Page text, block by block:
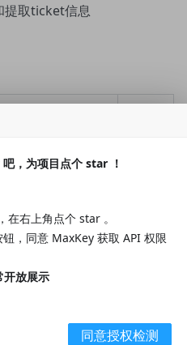
提取ticket信息
Connect
高
中
，为项目点个 star ！
，在右上角点个 star 。
，同意 MaxKey 获取 API 权限
放展示
同意授权检测